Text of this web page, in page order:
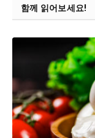
함께 읽어보세요!